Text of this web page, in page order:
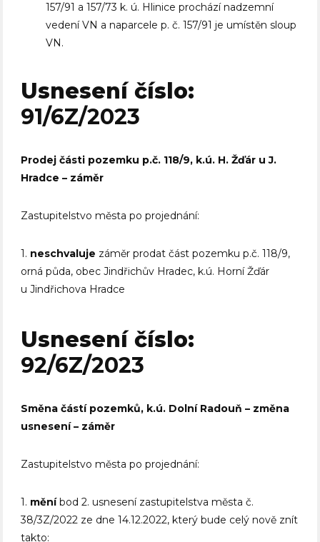
157/91 a 157/73 k. ú. Hlinice prochází nadzemní
vedení VN a naparcele p. č. 157/91 je umístěn sloup
VN.
Usnesení číslo:
91/6Z/2023
Prodej části pozemku p.č. 118/9, k.ú. H. Žďár u J.
Hradce – záměr
Zastupitelstvo města po projednání:
1. neschvaluje záměr prodat část pozemku p.č. 118/9,
orná půda, obec Jindřichův Hradec, k.ú. Horní Žďár
u Jindřichova Hradce
Usnesení číslo:
92/6Z/2023
Směna částí pozemků, k.ú. Dolní Radouň – změna
usnesení – záměr
Zastupitelstvo města po projednání:
1. měníbod 2. usnesení zastupitelstva města č.
38/3Z/2022 ze dne 14.12.2022, který bude celý nově znít
takto: